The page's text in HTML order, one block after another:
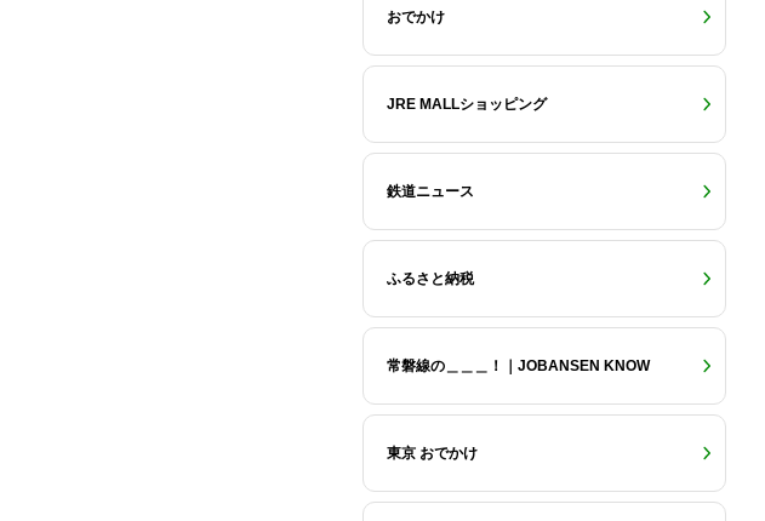
おでかけ
JRE MALLショッピング
鉄道ニュース
ふるさと納税
常磐線の＿＿＿！｜JOBANSEN KNOW
東京 おでかけ